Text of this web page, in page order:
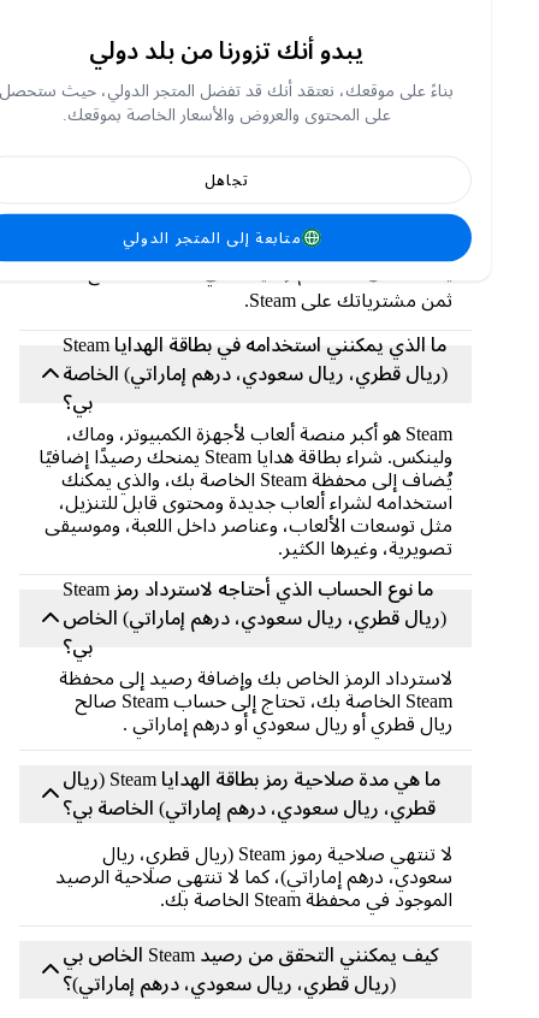
قم بشحن محفظة Steam الخاصة بك في أربع خطوات
تسجيل الدخول إلىمحفظة حساب Steam
الخاصة
أدخل رقم رمز الهدية الخاص بك وانقر فوق متابعة.
إذا كان ذلك ممكنًا، فسيتم تحويل قيمة بطاقتك
إلى العملة المحلية لديك.
ثمن مشترياتك على Steam.
ما الذي يمكنني استخدامه في بطاقة الهدايا Steam
(ريال قطري، ريال سعودي، درهم إماراتي) الخاصة
Steam هو أكبر منصة ألعاب لأجهزة الكمبيوتر، وماك،
ولينكس. شراء بطاقة هدايا Steam يمنحك رصيدًا إضافيًا
يُضاف إلى محفظة Steam الخاصة بك، والذي يمكنك
استخدامه لشراء ألعاب جديدة ومحتوى قابل للتنزيل،
مثل توسعات الألعاب، وعناصر داخل اللعبة، وموسيقى
تصويرية، وغيرها الكثير.
ما نوع الحساب الذي أحتاجه لاسترداد رمز Steam
(ريال قطري، ريال سعودي، درهم إماراتي) الخاص
لاسترداد الرمز الخاص بك وإضافة رصيد إلى محفظة
Steam الخاصة بك، تحتاج إلى حساب Steam صالح
ريال قطري أو ريال سعودي أو درهم إماراتي .
ما هي مدة صلاحية رمز بطاقة الهدايا Steam (ريال
قطري، ريال سعودي، درهم إماراتي) الخاصة بي؟
لا تنتهي صلاحية رموز Steam (ريال قطري، ريال
سعودي، درهم إماراتي)، كما لا تنتهي صلاحية الرصيد
الموجود في محفظة Steam الخاصة بك.
كيف يمكنني التحقق من رصيد Steam الخاص بي
(ريال قطري، ريال سعودي، درهم إماراتي)؟
يبدو أنك تزورنا من بلد دولي
بناءً على موقعك، نعتقد أنك قد تفضل المتجر الدولي، حيث ستحصل
على المحتوى والعروض والأسعار الخاصة بموقعك.
متابعة إلى المتجر الدولي